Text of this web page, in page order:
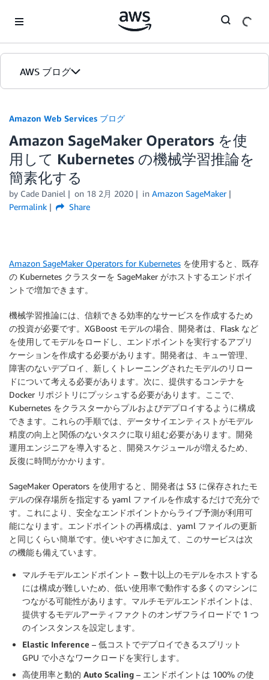
AWS ブログ
カテゴリ
エディション
Amazon Web Services ブログ
Amazon SageMaker Operators を使
用して Kubernetes の機械学習推論を
簡素化する
by Cade Daniel on 18 2月 2020 in Amazon SageMaker
Permalink
Share
Amazon SageMaker Operators for Kubernetes を使用すると、既存
の Kubernetes クラスターを SageMaker がホストするエンドポイ
ントで増加できます。
機械学習推論には、信頼できる効率的なサービスを作成するため
の投資が必要です。XGBoost モデルの場合、開発者は、Flask など
を使用してモデルをロードし、エンドポイントを実行するアプリ
ケーションを作成する必要があります。開発者は、キュー管理、
障害のないデプロイ、新しくトレーニングされたモデルのリロー
ドについて考える必要があります。次に、提供するコンテナを
Docker リポジトリにプッシュする必要があります。ここで、
Kubernetes をクラスターからプルおよびデプロイするように構成
できます。これらの手順では、データサイエンティストがモデル
精度の向上と関係のないタスクに取り組む必要があります。開発
運用エンジニアを導入すると、開発スケジュールが増えるため、
反復に時間がかかります。
SageMaker Operators を使用すると、開発者は S3 に保存されたモ
デルの保存場所を指定する yaml ファイルを作成するだけで充分で
す。これにより、安全なエンドポイントからライブ予測が利用可
能になります。エンドポイントの再構成は、yaml ファイルの更新
と同じくらい簡単です。使いやすさに加えて、このサービスは次
の機能も備えています。
マルチモデルエンドポイント – 数十以上のモデルをホストする
には構成が難しいため、低い使用率で動作する多くのマシンに
つながる可能性があります。マルチモデルエンドポイントは、
提供するモデルアーティファクトのオンザフライロードで 1 つ
のインスタンスを設定します。
Elastic Inference – 低コストでデプロイできるスプリット
GPU で小さなワークロードを実行します。
高使用率と動的 Auto Scaling – エンドポイントは 100% の使